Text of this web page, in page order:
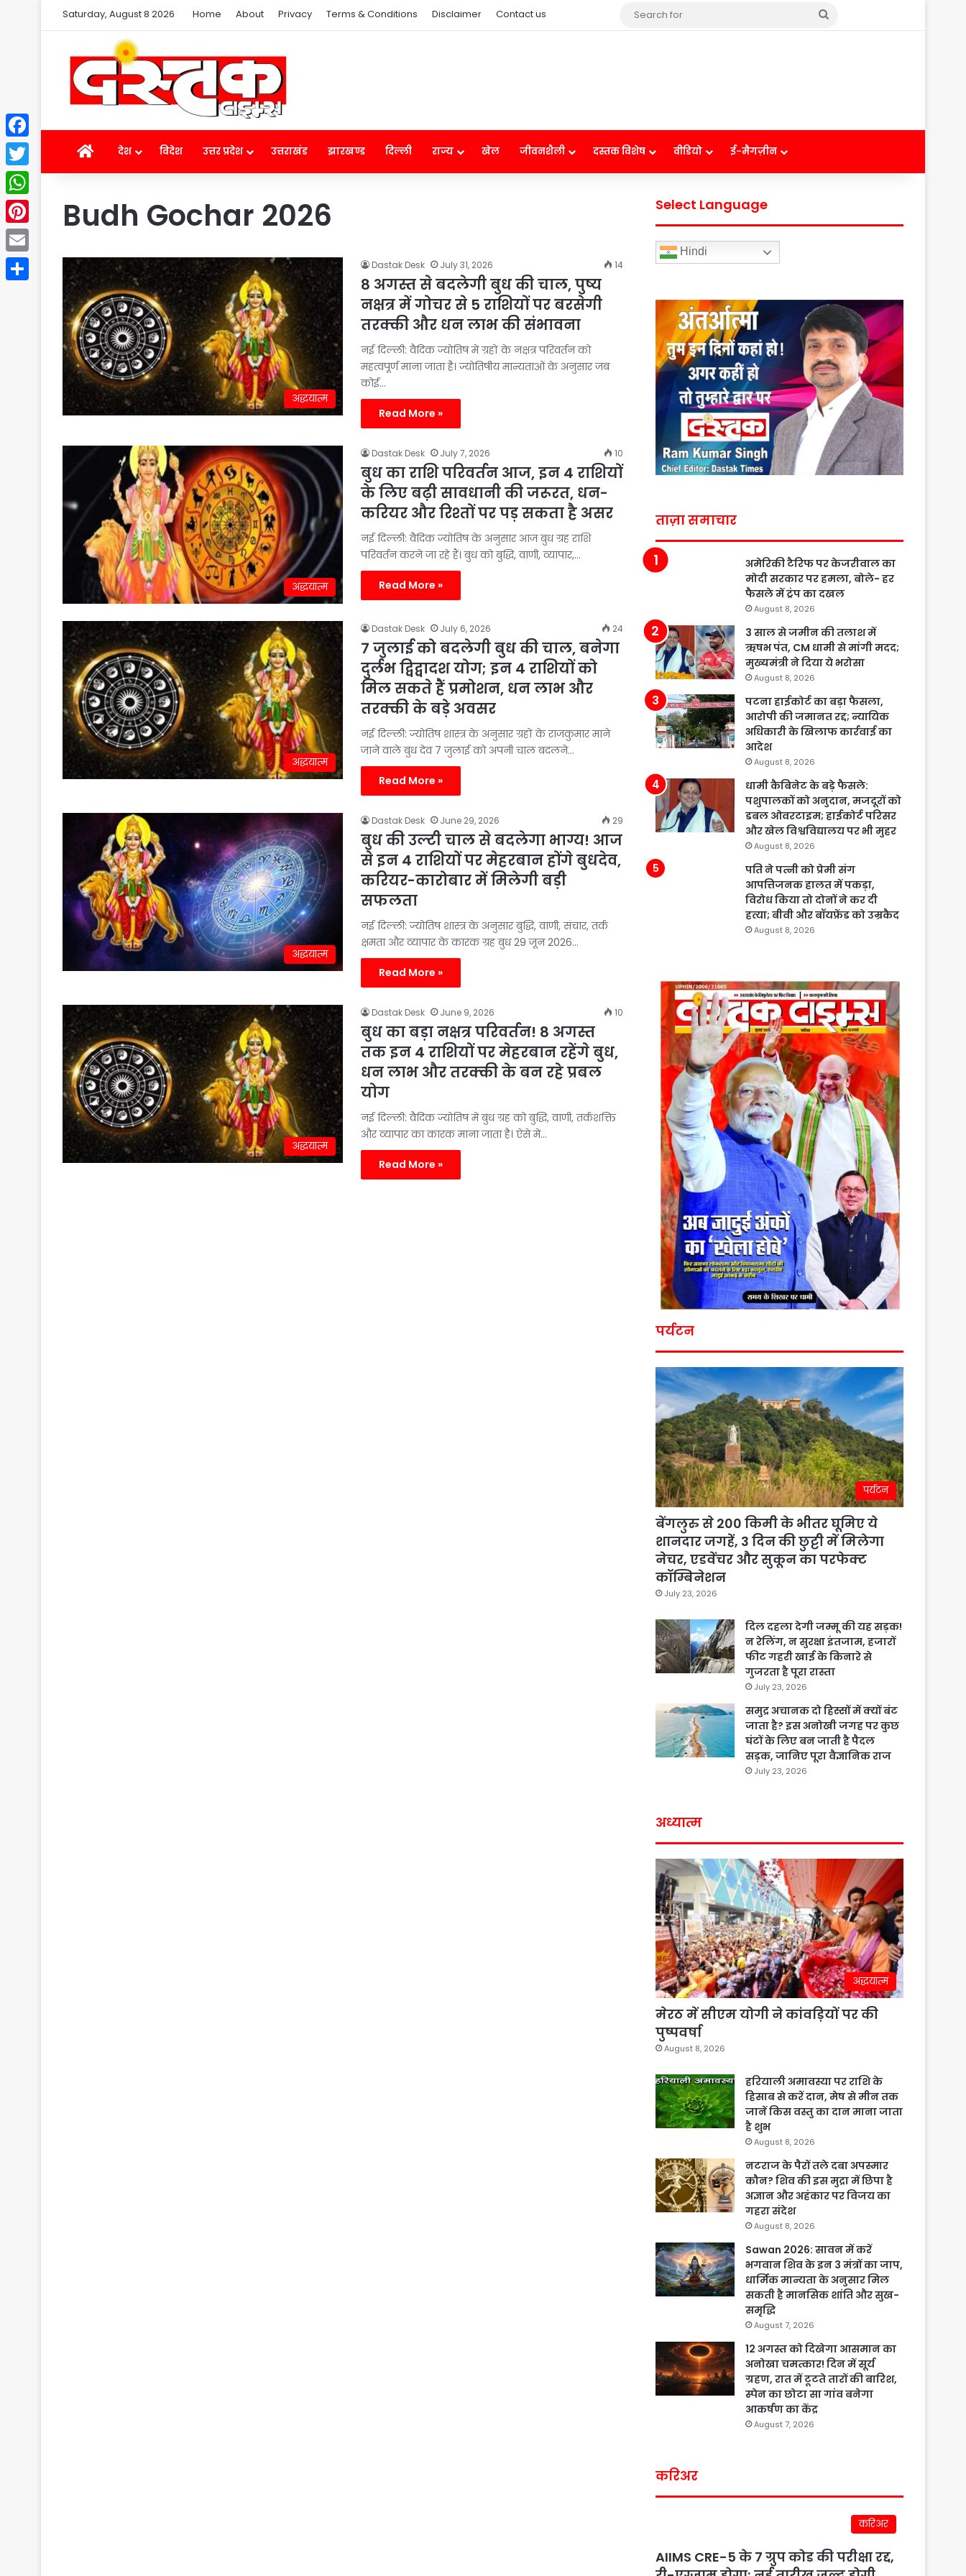
Saturday, August 8 2026 Home About Privacy Terms & Conditions Disclaimer Contact us
Search
Homeदेश विदेश उत्तर प्रदेश उत्तराखंड झारखण्ड दिल्ली राज्य खेल जीवनशैली दस्तक विशेष वीडियो ई-मैगज़ीन
Budh Gochar 2026
अद्धयात्म
Dastak Desk July 31, 2026 14
8 अगस्त से बदलेगी बुध की चाल, पुष्य
नक्षत्र में गोचर से 5 राशियों पर बरसेगी
तरक्की और धन लाभ की संभावना
नई दिल्ली: वैदिक ज्योतिष में ग्रहों के नक्षत्र परिवर्तन को
महत्वपूर्ण माना जाता है। ज्योतिषीय मान्यताओं के अनुसार जब
कोई…
Read More »
अद्धयात्म
Dastak Desk July 7, 2026 10
बुध का राशि परिवर्तन आज, इन 4 राशियों
के लिए बढ़ी सावधानी की जरूरत, धन-
करियर और रिश्तों पर पड़ सकता है असर
नई दिल्ली: वैदिक ज्योतिष के अनुसार आज बुध ग्रह राशि
परिवर्तन करने जा रहे हैं। बुध को बुद्धि, वाणी, व्यापार,…
Read More »
अद्धयात्म
Dastak Desk July 6, 2026 24
7 जुलाई को बदलेगी बुध की चाल, बनेगा
दुर्लभ द्विद्वादश योग; इन 4 राशियों को
मिल सकते हैं प्रमोशन, धन लाभ और
तरक्की के बड़े अवसर
नई दिल्ली: ज्योतिष शास्त्र के अनुसार ग्रहों के राजकुमार माने
जाने वाले बुध देव 7 जुलाई को अपनी चाल बदलने…
Read More »
अद्धयात्म
Dastak Desk June 29, 2026 29
बुध की उल्टी चाल से बदलेगा भाग्य! आज
से इन 4 राशियों पर मेहरबान होंगे बुधदेव,
करियर-कारोबार में मिलेगी बड़ी
सफलता
नई दिल्ली: ज्योतिष शास्त्र के अनुसार बुद्धि, वाणी, संचार, तर्क
क्षमता और व्यापार के कारक ग्रह बुध 29 जून 2026…
Read More »
अद्धयात्म
Dastak Desk June 9, 2026 10
बुध का बड़ा नक्षत्र परिवर्तन! 8 अगस्त
तक इन 4 राशियों पर मेहरबान रहेंगे बुध,
धन लाभ और तरक्की के बन रहे प्रबल
योग
नई दिल्ली: वैदिक ज्योतिष में बुध ग्रह को बुद्धि, वाणी, तर्कशक्ति
और व्यापार का कारक माना जाता है। ऐसे में…
Read More »
Select Language
Hindi
ताज़ा समाचार
अमेरिकी टैरिफ पर केजरीवाल का
मोदी सरकार पर हमला, बोले- हर
फैसले में ट्रंप का दखल
August 8, 2026
3 साल से जमीन की तलाश में
ऋषभ पंत, CM धामी से मांगी मदद;
मुख्यमंत्री ने दिया ये भरोसा
August 8, 2026
पटना हाईकोर्ट का बड़ा फैसला,
आरोपी की जमानत रद्द; न्यायिक
अधिकारी के खिलाफ कार्रवाई का
आदेश
August 8, 2026
धामी कैबिनेट के बड़े फैसले:
पशुपालकों को अनुदान, मजदूरों को
डबल ओवरटाइम; हाईकोर्ट परिसर
और खेल विश्वविद्यालय पर भी मुहर
August 8, 2026
पति ने पत्नी को प्रेमी संग
आपत्तिजनक हालत में पकड़ा,
विरोध किया तो दोनों ने कर दी
हत्या; बीवी और बॉयफ्रेंड को उम्रकैद
August 8, 2026
पर्यटन
पर्यटन
बेंगलुरु से 200 किमी के भीतर घूमिए ये
शानदार जगहें, 3 दिन की छुट्टी में मिलेगा
नेचर, एडवेंचर और सुकून का परफेक्ट
कॉम्बिनेशन
July 23, 2026
दिल दहला देगी जम्मू की यह सड़क!
न रेलिंग, न सुरक्षा इंतजाम, हजारों
फीट गहरी खाई के किनारे से
गुजरता है पूरा रास्ता
July 23, 2026
समुद्र अचानक दो हिस्सों में क्यों बंट
जाता है? इस अनोखी जगह पर कुछ
घंटों के लिए बन जाती है पैदल
सड़क, जानिए पूरा वैज्ञानिक राज
July 23, 2026
अध्यात्म
अद्धयात्म
मेरठ में सीएम योगी ने कांवड़ियों पर की
पुष्पवर्षा
August 8, 2026
हरियाली अमावस्या पर राशि के
हिसाब से करें दान, मेष से मीन तक
जानें किस वस्तु का दान माना जाता
है शुभ
August 8, 2026
नटराज के पैरों तले दबा अपस्मार
कौन? शिव की इस मुद्रा में छिपा है
अज्ञान और अहंकार पर विजय का
गहरा संदेश
August 8, 2026
Sawan 2026: सावन में करें
भगवान शिव के इन 3 मंत्रों का जाप,
धार्मिक मान्यता के अनुसार मिल
सकती है मानसिक शांति और सुख-
समृद्धि
August 7, 2026
12 अगस्त को दिखेगा आसमान का
अनोखा चमत्कार! दिन में सूर्य
ग्रहण, रात में टूटते तारों की बारिश,
स्पेन का छोटा सा गांव बनेगा
आकर्षण का केंद्र
August 7, 2026
करिअर
करिअर
AIIMS CRE-5 के 7 ग्रुप कोड की परीक्षा रद्द,
Facebook
Twitter
WhatsApp
Pinterest
Email